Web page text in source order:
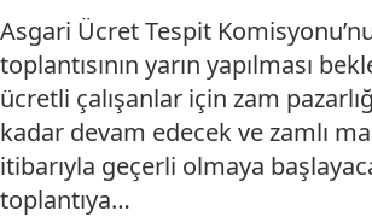
Asgari Ücret Tespit
toplantısının yarın yapılması
ücretli çalışanlar için zam
kadar devam edecek ve zamlı
itibarıyla geçerli olmaya
toplantıya…